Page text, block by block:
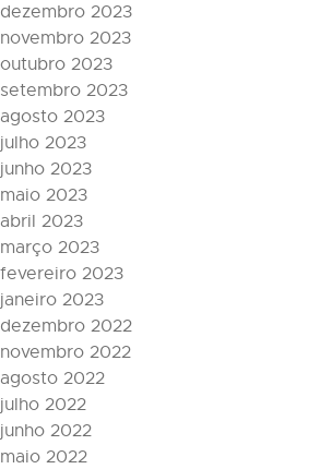
dezembro 2023
novembro 2023
outubro 2023
setembro 2023
agosto 2023
julho 2023
junho 2023
maio 2023
abril 2023
março 2023
fevereiro 2023
janeiro 2023
dezembro 2022
novembro 2022
agosto 2022
julho 2022
junho 2022
maio 2022